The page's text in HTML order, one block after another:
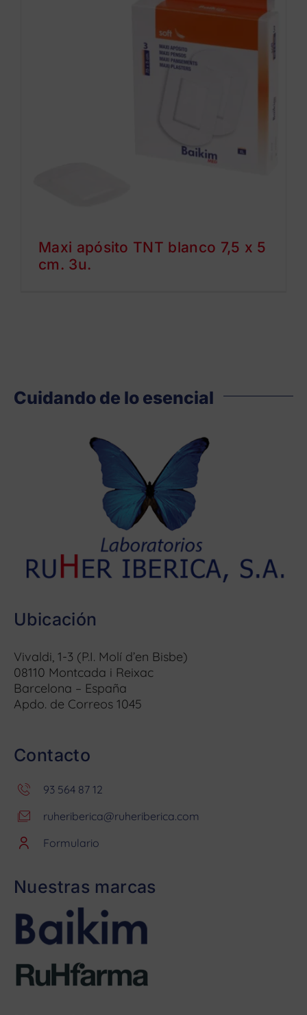
Maxi apósito TNT blanco 7,5 x 5
cm. 3u.
Cuidando de lo esencial
Ubicación
Vivaldi, 1-3 (P.I. Molí d’en Bisbe)
08110 Montcada i Reixac
Barcelona – España
Apdo. de Correos 1045
Contacto
93 564 87 12
ruheriberica@ruheriberica.com
Formulario
Nuestras marcas